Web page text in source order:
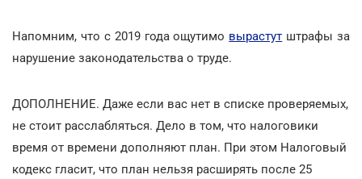
Напомним, что с 2019 года ощутимо вырастут штрафы за
нарушение законодательства о труде.
ДОПОЛНЕНИЕ. Даже если вас нет в списке проверяемых,
не стоит расслабляться. Дело в том, что налоговики
время от времени дополняют план. При этом Налоговый
кодекс гласит, что план нельзя расширять после 25